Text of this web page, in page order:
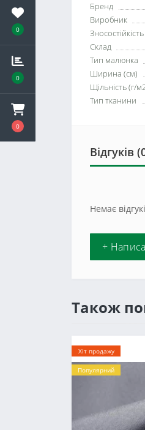
0
0
0
Бренд
Виробник
Зносостійкість
Склад
Тип малюнка
Ширина (см)
Щільність (г/
Тип тканини
Відгуків
Немає
+
Також
Хіт продажу
Популярний